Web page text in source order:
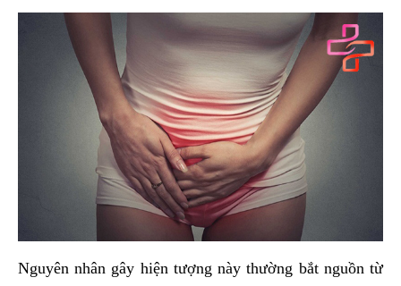
Nguyên nhân gây hiện tượng này thường bắt nguồn từ